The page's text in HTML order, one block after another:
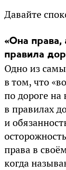
Давайте
«Она права,
правила
Одно из
в том, что
по дороге на
в правилах
и
права в
когда